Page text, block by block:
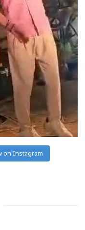
on Instagram